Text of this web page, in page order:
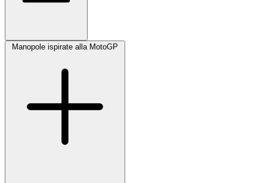
Manopole ispirate alla MotoGP